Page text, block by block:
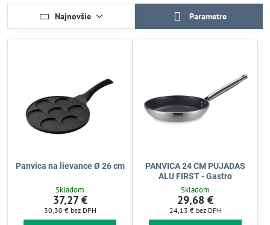
Najnovšie Parametre
Panvica na lievance Ø 26 cm
Skladom
37,27 €
30,30 € bez DPH
PANVICA 24 CM PUJADAS
ALU FIRST - Gastro
Skladom
29,68 €
24,13 € bez DPH